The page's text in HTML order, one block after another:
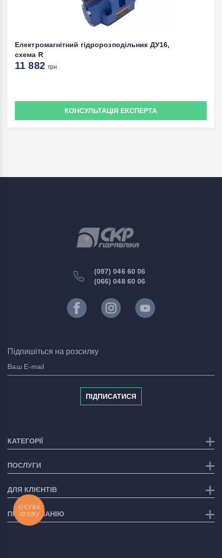
Електромагнітний гідророзподільник ДУ16,
схема R
11 882грн
КОНСУЛЬТАЦІЯ ЕКСПЕРТА
(097) 046 60 06
(066) 048 60 06
Підпишіться на розсилку
ПІДПИСАТИСЯ
КАТЕГОРІЇ
ПОСЛУГИ
ДЛЯ КЛІЄНТІВ
ПРО КОМПАНІЮ
КНОПКА
ЗВ'ЯЗКУ